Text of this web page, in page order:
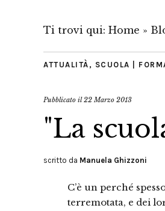
Ti trovi qui: Home »
ATTUALITÀ , SCUOLA |
Pubblicato il22 Marzo 2013
"La
scritto da Manuela Ghizzoni
C’è un perché
terremotata, e dei